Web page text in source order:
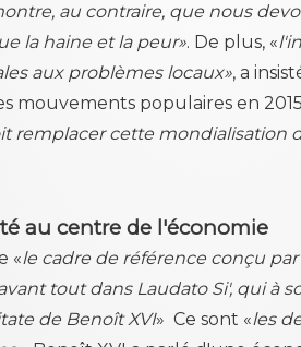
au contraire, que nous
la haine et la peur». De plus, «
aux problèmes locaux», a
mouvements populaires en
remplacer cette mondialisation
au centre de l'économie
«le cadre de référence conçu par
tout dans Laudato Si', qui à
de Benoît XVI» Ce sont «les